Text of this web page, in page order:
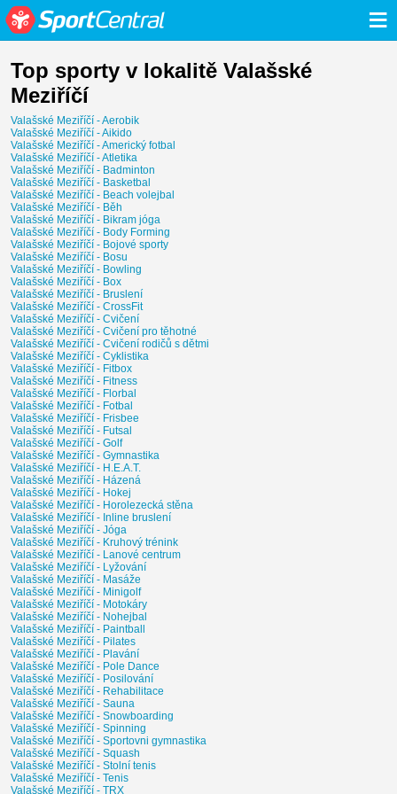
≡
Top sporty v lokalitě Valašské
Meziříčí
Valašské Meziříčí - Aerobik
Valašské Meziříčí - Aikido
Valašské Meziříčí - Americký fotbal
Valašské Meziříčí - Atletika
Valašské Meziříčí - Badminton
Valašské Meziříčí - Basketbal
Valašské Meziříčí - Beach volejbal
Valašské Meziříčí - Běh
Valašské Meziříčí - Bikram jóga
Valašské Meziříčí - Body Forming
Valašské Meziříčí - Bojové sporty
Valašské Meziříčí - Bosu
Valašské Meziříčí - Bowling
Valašské Meziříčí - Box
Valašské Meziříčí - Bruslení
Valašské Meziříčí - CrossFit
Valašské Meziříčí - Cvičení
Valašské Meziříčí - Cvičení pro těhotné
Valašské Meziříčí - Cvičení rodičů s dětmi
Valašské Meziříčí - Cyklistika
Valašské Meziříčí - Fitbox
Valašské Meziříčí - Fitness
Valašské Meziříčí - Florbal
Valašské Meziříčí - Fotbal
Valašské Meziříčí - Frisbee
Valašské Meziříčí - Futsal
Valašské Meziříčí - Golf
Valašské Meziříčí - Gymnastika
Valašské Meziříčí - H.E.A.T.
Valašské Meziříčí - Házená
Valašské Meziříčí - Hokej
Valašské Meziříčí - Horolezecká stěna
Valašské Meziříčí - Inline bruslení
Valašské Meziříčí - Jóga
Valašské Meziříčí - Kruhový trénink
Valašské Meziříčí - Lanové centrum
Valašské Meziříčí - Lyžování
Valašské Meziříčí - Masáže
Valašské Meziříčí - Minigolf
Valašské Meziříčí - Motokáry
Valašské Meziříčí - Nohejbal
Valašské Meziříčí - Paintball
Valašské Meziříčí - Pilates
Valašské Meziříčí - Plavání
Valašské Meziříčí - Pole Dance
Valašské Meziříčí - Posilování
Valašské Meziříčí - Rehabilitace
Valašské Meziříčí - Sauna
Valašské Meziříčí - Snowboarding
Valašské Meziříčí - Spinning
Valašské Meziříčí - Sportovni gymnastika
Valašské Meziříčí - Squash
Valašské Meziříčí - Stolní tenis
Valašské Meziříčí - Tenis
Valašské Meziříčí - TRX